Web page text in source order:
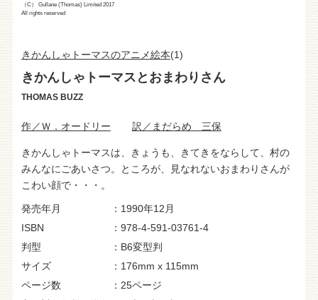
（C） Gullane (Thomas) Limited 2017
All rights reserved
きかんしゃトーマスのアニメ絵本(1)
きかんしゃトーマスとおまわりさん
THOMAS BUZZ
作／Ｗ．オードリー 訳／まだらめ 三保
きかんしゃトーマスは、きょうも、きてきをならして、村の
みんなにごあいさつ。ところが、見なれないおまわりさんが
こわい顔で・・・。
発売年月
1990年12月
ISBN
978-4-591-03761-4
判型
B6変型判
サイズ
176mm x 115mm
ページ数
25ページ